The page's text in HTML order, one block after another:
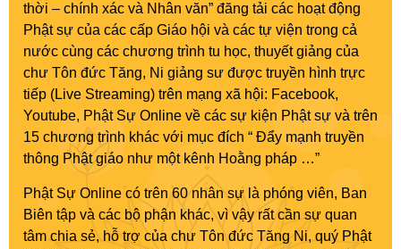
thời – chính xác và Nhân văn” đăng tải các hoạt động
Phật sự của các cấp Giáo hội và các tự viện trong cả
nước cùng các chương trình tu học, thuyết giảng của
chư Tôn đức Tăng, Ni giảng sư được truyền hình trực
tiếp (Live Streaming) trên mạng xã hội: Facebook,
Youtube, Phật Sự Online về các sự kiện Phật sự và trên
15 chương trình khác với mục đích “ Đẩy mạnh truyền
thông Phật giáo như một kênh Hoằng pháp …”
Phật Sự Online có trên 60 nhân sự là phóng viên, Ban
Biên tập và các bộ phận khác, vì vậy rất cần sự quan
tâm chia sẻ, hỗ trợ của chư Tôn đức Tăng Ni, quý Phật